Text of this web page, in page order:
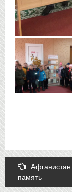
Post
navigation
память